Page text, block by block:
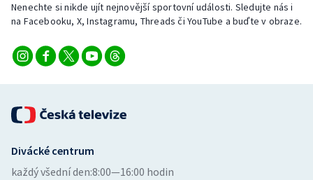
Nenechte si nikde ujít nejnovější sportovní události. Sledujte nás i
na Facebooku, X, Instagramu, Threads či YouTube a buďte v obraze.
Divácké centrum
každý všední den:8:00—16:00 hodin